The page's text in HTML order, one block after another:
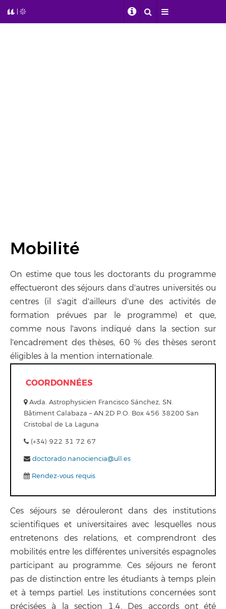
Mobilité
On estime que tous les doctorants du programme
effectueront des séjours dans d'autres universités ou
centres (il s'agit d'ailleurs d'une des activités de
formation prévues par le programme) et que,
comme nous l'avons indiqué dans la section sur
l'encadrement des thèses, 60 % des thèses seront
éligibles à la mention internationale.
COORDONNÉES
Avda. Astrophysicien Francisco Sánchez, SN.
Bâtiment Calabaza – AN.2D P.O. Box 456 38200 San
Cristobal de La Laguna
(+34) 922 31 72 67
doctorado.nanociencia@ull.es
Rendez-vous requis
Ces séjours se dérouleront dans des institutions
scientifiques et universitaires avec lesquelles nous
entretenons des relations, et comprendront des
mobilités entre les différentes universités espagnoles
participant au programme. Ces séjours ne feront
pas de distinction entre les étudiants à temps plein
et à temps partiel. Les institutions concernées sont
précisées à la section 1.4. Des accords ont été